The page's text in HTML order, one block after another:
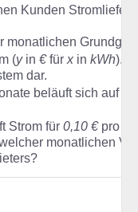
Kunden
monatlichen
(yin €für x in kWh).
dar.
beläuft sich auf
Strom für 0,10 €pro
monatlichen